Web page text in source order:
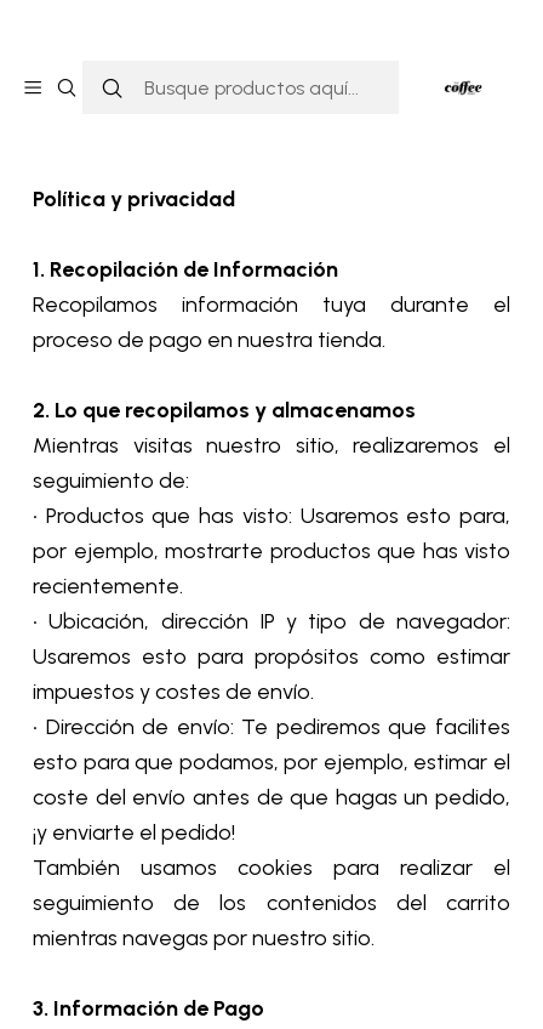
Política de privacidad
Política y privacidad
1. Recopilación de Información
Recopilamos información tuya durante el
proceso de pago en nuestra tienda.
2. Lo que recopilamos y almacenamos
Mientras visitas nuestro sitio, realizaremos el
seguimiento de:
• Productos que has visto: Usaremos esto para,
por ejemplo, mostrarte productos que has visto
recientemente.
• Ubicación, dirección IP y tipo de navegador:
Usaremos esto para propósitos como estimar
impuestos y costes de envío.
• Dirección de envío: Te pediremos que facilites
esto para que podamos, por ejemplo, estimar el
coste del envío antes de que hagas un pedido,
¡y enviarte el pedido!
También usamos cookies para realizar el
seguimiento de los contenidos del carrito
mientras navegas por nuestro sitio.
3. Información de Pago